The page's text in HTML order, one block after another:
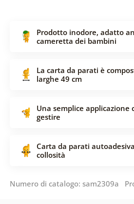
Prodotto inodore, adatto
cameretta dei bambini
La carta da parati è
larghe 49 cm
Una semplice applicazione
gestire
Carta da parati
collosità
Numero di catalogo: sam2309a